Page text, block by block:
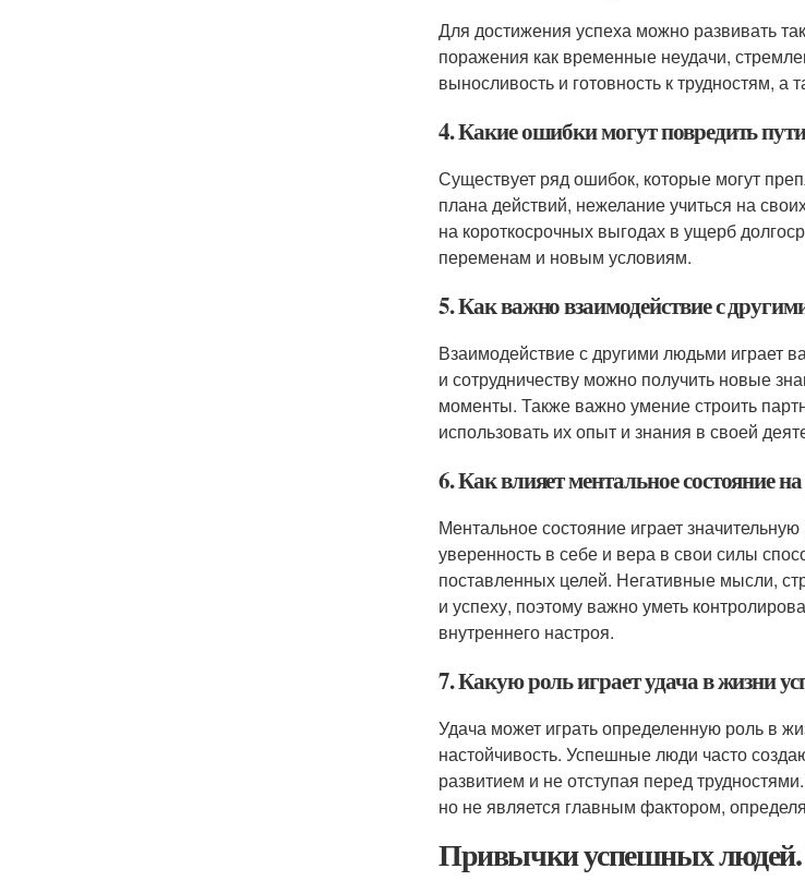
Для достижения успеха можно развивать
поражения как временные неудачи,
выносливость и готовность к трудностям,
4. Какие ошибки могут повредить
Существует ряд ошибок, которые могут
плана действий, нежелание учиться на
на короткосрочных выгодах в ущерб
переменам и новым условиям.
5. Как важно взаимодействие с
Взаимодействие с другими людьми играет
и сотрудничеству можно получить новые
моменты. Также важно умение строить
использовать их опыт и знания в своей
6. Как влияет ментальное состояние
Ментальное состояние играет
уверенность в себе и вера в свои силы
поставленных целей. Негативные мысли,
и успеху, поэтому важно уметь
внутреннего настроя.
7. Какую роль играет удача в жизни
Удача может играть определенную роль в
настойчивость. Успешные люди часто
развитием и не отступая перед
но не является главным фактором,
Привычки успешных людей.